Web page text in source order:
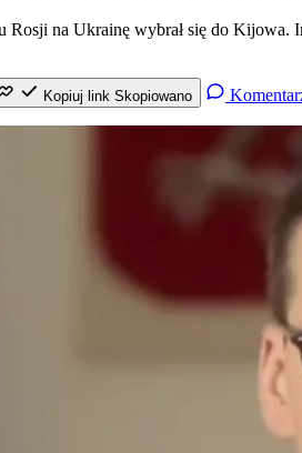
na Ukrainę wybrał się do Kijowa.
Kopiuj link Skopiowano